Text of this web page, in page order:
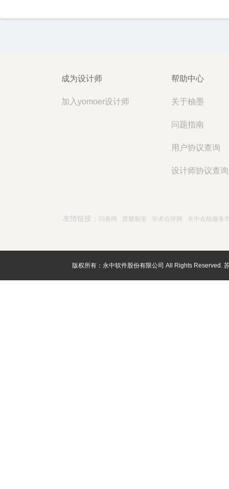
成为设计师
加入yomoer设计师
帮助中心
关于柚墨
问题指南
用户协议查询
设计师协议查询
友情链接： 问卷网 星耀裂变 学术点评网 永中在线服务
版权所有：永中软件股份有限公司 All Rights Reserved.